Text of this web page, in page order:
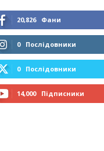
20,826 Фани
0 Послідовники
0 Послідовники
14,000 Підписники